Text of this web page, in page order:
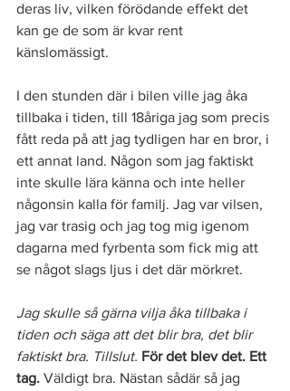
deras liv, vilken förödande effekt det
kan ge de som är kvar rent
känslomässigt.
I den stunden där i bilen ville jag åka
tillbaka i tiden, till 18åriga jag som precis
fått reda på att jag tydligen har en bror, i
ett annat land. Någon som jag faktiskt
inte skulle lära känna och inte heller
någonsin kalla för familj. Jag var vilsen,
jag var trasig och jag tog mig igenom
dagarna med fyrbenta som fick mig att
se något slags ljus i det där mörkret.
Jag skulle så gärna vilja åka tillbaka i
tiden och säga att det blir bra, det blir
faktiskt bra. Tillslut. För det blev det. Ett
tag. Väldigt bra. Nästan sådär så jag